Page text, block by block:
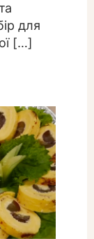
для
[…]